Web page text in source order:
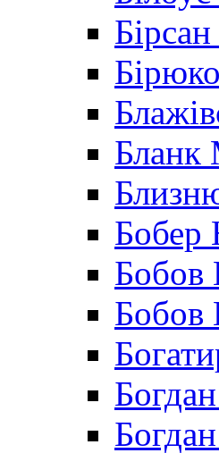
Бланк
Бобер
Бобов
Бобов